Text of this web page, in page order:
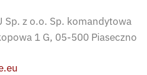
Sp. z o.o. Sp. komandytowa
1 G, 05-500 Piaseczno